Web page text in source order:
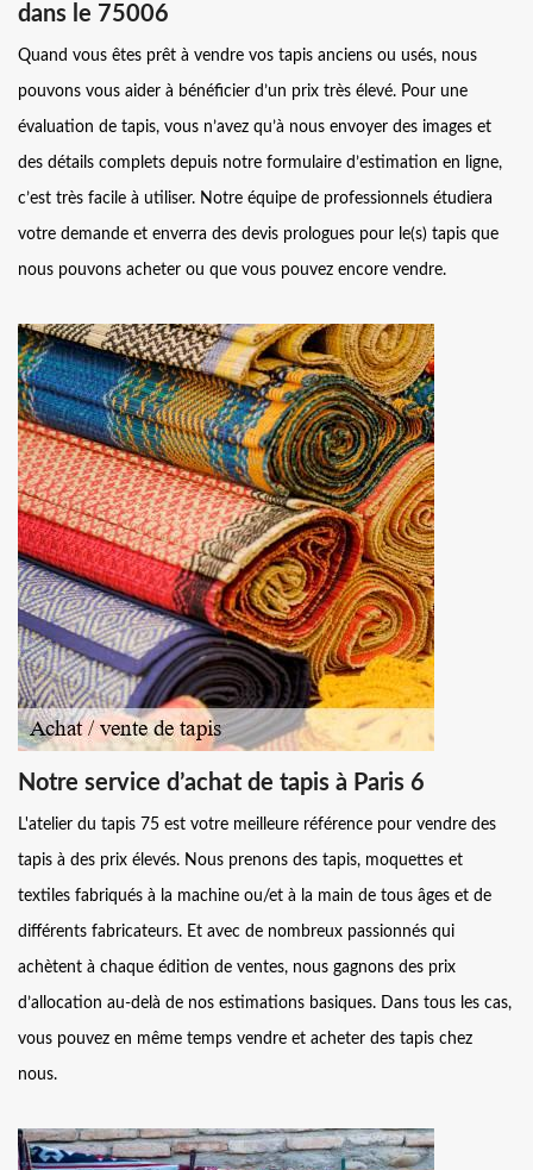
dans le 75006
Quand vous êtes prêt à vendre vos tapis anciens ou usés, nous
pouvons vous aider à bénéficier d’un prix très élevé. Pour une
évaluation de tapis, vous n’avez qu’à nous envoyer des images et
des détails complets depuis notre formulaire d’estimation en ligne,
c’est très facile à utiliser. Notre équipe de professionnels étudiera
votre demande et enverra des devis prologues pour le(s) tapis que
nous pouvons acheter ou que vous pouvez encore vendre.
Notre service d’achat de tapis à Paris 6
L'atelier du tapis 75 est votre meilleure référence pour vendre des
tapis à des prix élevés. Nous prenons des tapis, moquettes et
textiles fabriqués à la machine ou/et à la main de tous âges et de
différents fabricateurs. Et avec de nombreux passionnés qui
achètent à chaque édition de ventes, nous gagnons des prix
d’allocation au-delà de nos estimations basiques. Dans tous les cas,
vous pouvez en même temps vendre et acheter des tapis chez
nous.